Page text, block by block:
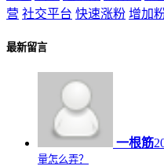
营 社交平台 快速涨粉 增加
最新留言
一根筋
量怎么弄？